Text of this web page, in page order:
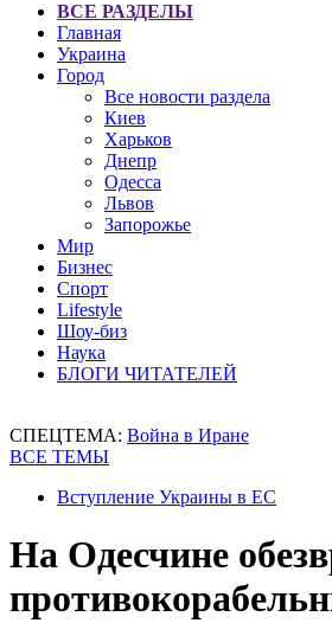
ВСЕ РАЗДЕЛЫ
Главная
Украина
Город
Все новости раздела
Киев
Харьков
Днепр
Одесса
Львов
Запорожье
Мир
Бизнес
Спорт
Lifestyle
Шоу-биз
Наука
БЛОГИ ЧИТАТЕЛЕЙ
СПЕЦТЕМА: Война в Иране
ВСЕ ТЕМЫ
Вступление Украины в ЕС
На Одесчине